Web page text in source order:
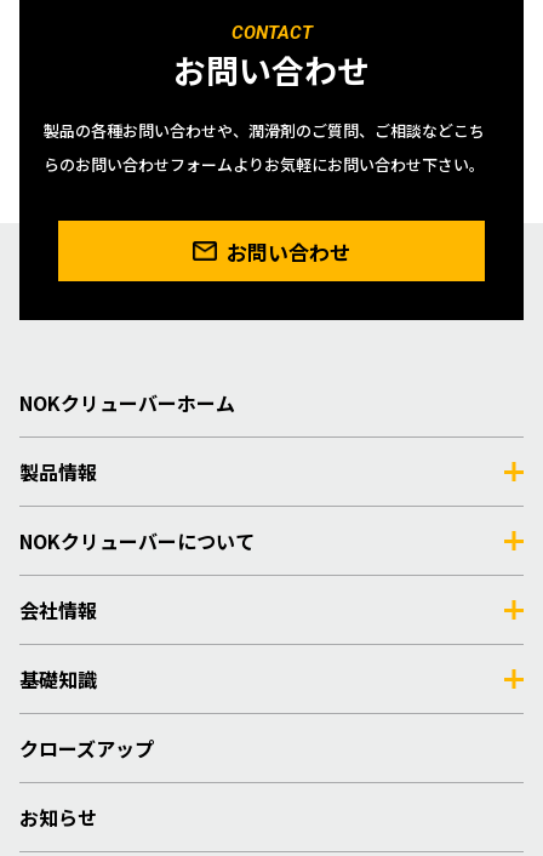
CONTACT
お問い合わせ
製品の各種お問い合わせや、潤滑剤のご質問、ご相談などこち
らのお問い合わせフォームよりお気軽にお問い合わせ下さい。
お問い合わせ
NOKクリューバーホーム
製品情報
NOKクリューバーについて
会社情報
基礎知識
クローズアップ
お知らせ